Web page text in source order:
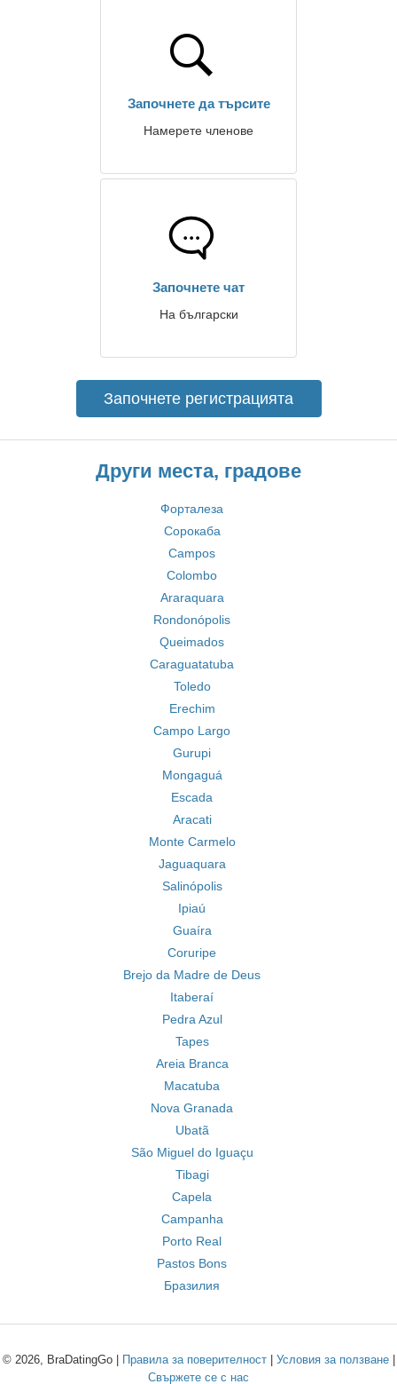
Започнете да търсите
Намерете членове
Започнете чат
На български
Започнете регистрацията
Други места, градове
Форталеза
Сорокаба
Campos
Colombo
Araraquara
Rondonópolis
Queimados
Caraguatatuba
Toledo
Erechim
Campo Largo
Gurupi
Mongaguá
Escada
Aracati
Monte Carmelo
Jaguaquara
Salinópolis
Ipiaú
Guaíra
Coruripe
Brejo da Madre de Deus
Itaberaí
Pedra Azul
Tapes
Areia Branca
Macatuba
Nova Granada
Ubatã
São Miguel do Iguaçu
Tibagi
Capela
Campanha
Porto Real
Pastos Bons
Бразилия
© 2026, BraDatingGo | Правила за поверителност| Условия за ползване|
Свържете се с нас